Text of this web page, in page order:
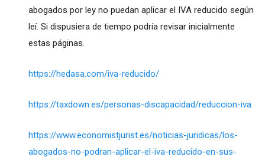
abogados por ley no puedan aplicar el IVA reducido según
leí. Si dispusiera de tiempo podría revisar inicialmente
estas páginas.
https://hedasa.com/iva-reducido/
https://taxdown.es/personas-discapacidad/reduccion-iva
https://www.economistjurist.es/noticias-juridicas/los-
abogados-no-podran-aplicar-el-iva-reducido-en-sus-